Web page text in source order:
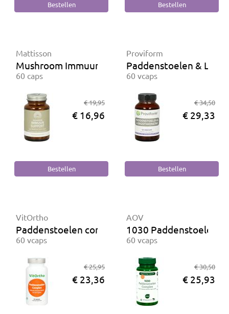
Mattisson
Mushroom Immuun Support
60 caps
€ 19,95
€ 16,96
Proviform
Paddenstoelen & L-
60 vcaps
€ 34,50
€ 29,33
VitOrtho
Paddenstoelen complex
60 vcaps
€ 25,95
€ 23,36
AOV
1030 Paddenstoelen
60 vcaps
€ 30,50
€ 25,93